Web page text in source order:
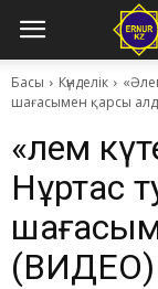
Басы Күнделік
шағасымен қарсы
«Әлем
Нұртас
(ВИДЕО)